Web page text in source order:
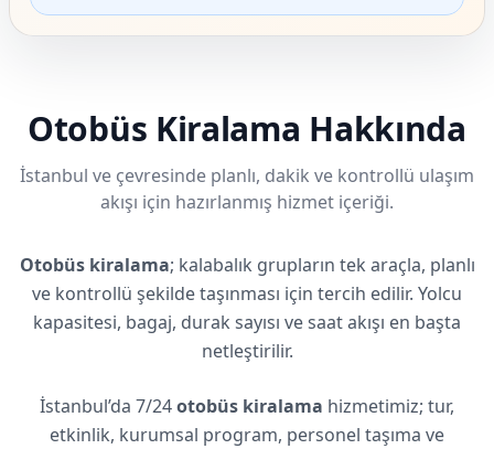
Otobüs Kiralama Hakkında
İstanbul ve çevresinde planlı, dakik ve kontrollü ulaşım
akışı için hazırlanmış hizmet içeriği.
Otobüs kiralama; kalabalık grupların tek araçla, planlı
ve kontrollü şekilde taşınması için tercih edilir. Yolcu
kapasitesi, bagaj, durak sayısı ve saat akışı en başta
netleştirilir.
İstanbul’da 7/24otobüs kiralama hizmetimiz; tur,
etkinlik, kurumsal program, personel taşıma ve